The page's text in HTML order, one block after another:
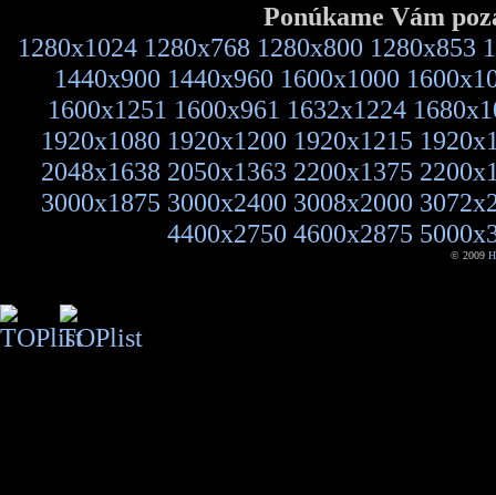
Ponúkame Vám
1280x1024 1280x768 1280x800 1280x853
1440x900 1440x960 1600x1000
1600x1251 1600x961 1632x1224
1920x1080 1920x1200 1920x1215
2048x1638 2050x1363 2200x1375
3000x1875 3000x2400 3008x2000
4400x2750 4600x2875
© 2009